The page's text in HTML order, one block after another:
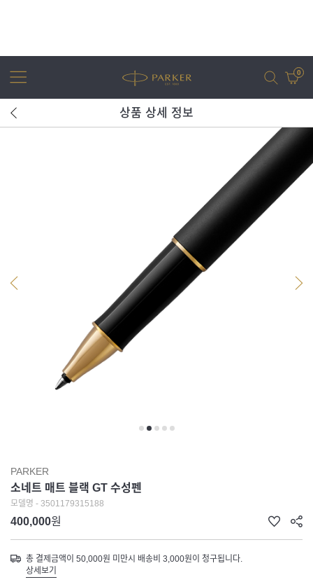
0
상품 상세 정보
PARKER
소네트 매트 블랙 GT 수성펜
모델명 - 3501179315188
400,000원
총 결제금액이 50,000원 미만시 배송비 3,000원이 청구됩니다.
상세보기